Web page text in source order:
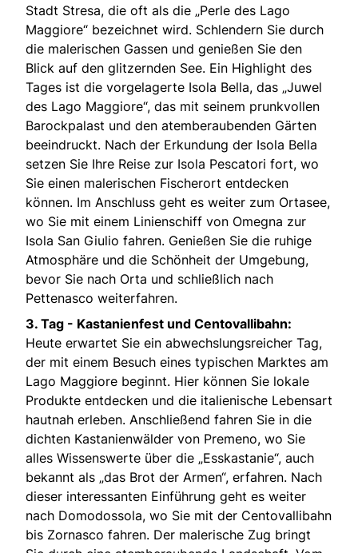
Stadt Stresa, die oft als die „Perle des Lago
Maggiore“ bezeichnet wird. Schlendern Sie durch
die malerischen Gassen und genießen Sie den
Blick auf den glitzernden See. Ein Highlight des
Tages ist die vorgelagerte Isola Bella, das „Juwel
des Lago Maggiore“, das mit seinem prunkvollen
Barockpalast und den atemberaubenden Gärten
beeindruckt. Nach der Erkundung der Isola Bella
setzen Sie Ihre Reise zur Isola Pescatori fort, wo
Sie einen malerischen Fischerort entdecken
können. Im Anschluss geht es weiter zum Ortasee,
wo Sie mit einem Linienschiff von Omegna zur
Isola San Giulio fahren. Genießen Sie die ruhige
Atmosphäre und die Schönheit der Umgebung,
bevor Sie nach Orta und schließlich nach
Pettenasco weiterfahren.
3. Tag - Kastanienfest und Centovallibahn:
Heute erwartet Sie ein abwechslungsreicher Tag,
der mit einem Besuch eines typischen Marktes am
Lago Maggiore beginnt. Hier können Sie lokale
Produkte entdecken und die italienische Lebensart
hautnah erleben. Anschließend fahren Sie in die
dichten Kastanienwälder von Premeno, wo Sie
alles Wissenswerte über die „Esskastanie“, auch
bekannt als „das Brot der Armen“, erfahren. Nach
dieser interessanten Einführung geht es weiter
nach Domodossola, wo Sie mit der Centovallibahn
bis Zornasco fahren. Der malerische Zug bringt